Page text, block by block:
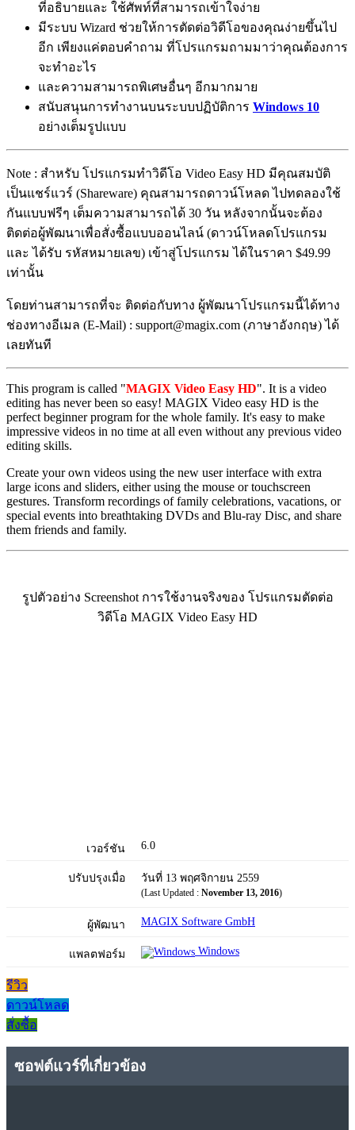
ที่อธิบายและ ใช้ศัพท์ที่สามารถเข้าใจง่าย
มีระบบ Wizard ช่วยให้การตัดต่อวิดีโอของคุณง่ายขึ้นไป
อีก เพียงแค่ตอบคำถาม ที่โปรแกรมถามมาว่าคุณต้องการ
จะทำอะไร
และความสามารถพิเศษอื่นๆ อีกมากมาย
สนับสนุนการทำงานบนระบบปฏิบัติการ Windows 10
อย่างเต็มรูปแบบ
Note : สำหรับ โปรแกรมทำวิดีโอ Video Easy HD มีคุณสมบัติ
เป็นแชร์แวร์ (Shareware) คุณสามารถดาวน์โหลด ไปทดลองใช้
กันแบบฟรีๆ เต็มความสามารถได้ 30 วัน หลังจากนั้นจะต้อง
ติดต่อผู้พัฒนาเพื่อสั่งซื้อแบบออนไลน์ (ดาวน์โหลดโปรแกรม
และ ได้รับ รหัสหมายเลข) เข้าสู่โปรแกรม ได้ในราคา $49.99
เท่านั้น
โดยท่านสามารถที่จะ ติดต่อกับทาง ผู้พัฒนาโปรแกรมนี้ได้ทาง
ช่องทางอีเมล (E-Mail) : support@magix.com (ภาษาอังกฤษ) ได้
เลยทันที
This program is called "MAGIX Video Easy HD". It is a video
editing has never been so easy! MAGIX Video easy HD is the
perfect beginner program for the whole family. It's easy to make
impressive videos in no time at all even without any previous video
editing skills.
Create your own videos using the new user interface with extra
large icons and sliders, either using the mouse or touchscreen
gestures. Transform recordings of family celebrations, vacations, or
special events into breathtaking DVDs and Blu-ray Disc, and share
them friends and family.
รูปตัวอย่าง Screenshot การใช้งานจริงของ โปรแกรมตัดต่อ
วิดีโอ MAGIX Video Easy HD
เวอร์ชัน 6.0
ปรับปรุงเมื่อ วันที่ 13 พฤศจิกายน 2559
(Last Updated : November 13, 2016)
ผู้พัฒนา MAGIX Software GmbH
แพลตฟอร์ม Windows
รีวิว
ดาวน์โหลด
สั่งซื้อ
ซอฟต์แวร์ที่เกี่ยวข้อง